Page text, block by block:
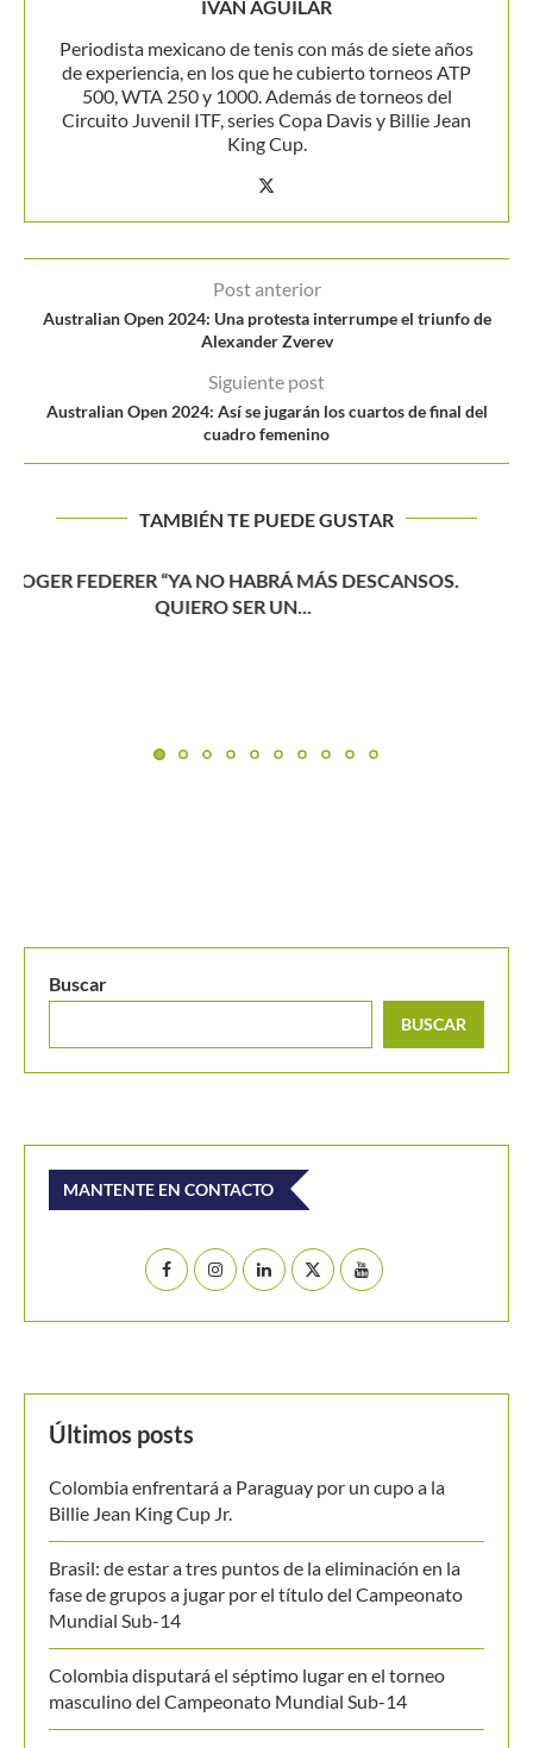
IVAN AGUILAR
Periodista mexicano de tenis con más de siete años
de experiencia, en los que he cubierto torneos ATP
500, WTA 250 y 1000. Además de torneos del
Circuito Juvenil ITF, series Copa Davis y Billie Jean
King Cup.
Post anterior
Australian Open 2024: Una protesta interrumpe el triunfo de
Alexander Zverev
Siguiente post
Australian Open 2024: Así se jugarán los cuartos de final del
cuadro femenino
TAMBIÉN TE PUEDE GUSTAR
Buscar
MANTENTE EN CONTACTO
Últimos posts
Colombia enfrentará a Paraguay por un cupo a la